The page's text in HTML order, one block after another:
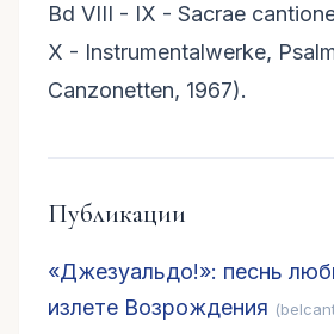
Bd VIII - IX - Sacrae
X - Instrumentalwerke,
Canzonetten, 1967).
Публикации
«Джезуальдо!»: песнь
излете Возрождения